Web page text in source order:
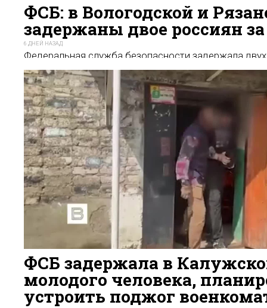
ФСБ: в Вологодской и
задержаны двое россиян
6 ДНЕЙ НАЗАД
Федеральная служба безопасности задержала
Вологодской областях, подозреваемых в
украинских спецслужб. Одного из них обвиняют в
диверсий на транспортных объектах.
50
ФСБ задержала в
молодого человека,
устроить поджог